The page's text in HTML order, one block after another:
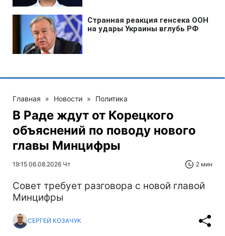
Главная » Новости » Политика
В Раде ждут от Корецкого
объяснений по поводу нового
главы Минцифры
19:15 06.08.2026 Чт 2 мин
Совет требует разговора с новой главой
Минцифры
СЕРГЕЙ КОЗАЧУК